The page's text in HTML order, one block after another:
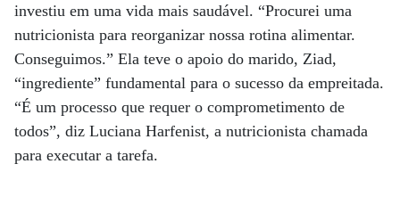
investiu em uma vida mais saudável. “Procurei uma
nutricionista para reorganizar nossa rotina alimentar.
Conseguimos.” Ela teve o apoio do marido, Ziad,
“ingrediente” fundamental para o sucesso da empreitada.
“É um processo que requer o comprometimento de
todos”, diz Luciana Harfenist, a nutricionista chamada
para executar a tarefa.